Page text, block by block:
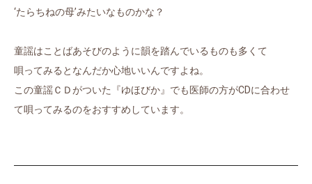
‘たらちねの母’みたいなものかな？
童謡はことばあそびのように韻を踏んでいるものも多くて
唄ってみるとなんだか心地いいんですよね。
この童謡ＣＤがついた『ゆほびか』でも医師の方がCDに合わせ
て唄ってみるのをおすすめしています。